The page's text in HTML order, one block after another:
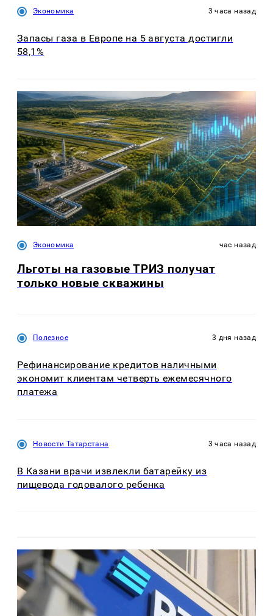
Экономика 3 часа назад
Запасы газа в Европе на 5 августа достигли
58,1%
Экономика час назад
Льготы на газовые ТРИЗ получат
только новые скважины
Полезное 3 дня назад
Рефинансирование кредитов наличными
экономит клиентам четверть ежемесячного
платежа
Новости Татарстана 3 часа назад
В Казани врачи извлекли батарейку из
пищевода годовалого ребенка